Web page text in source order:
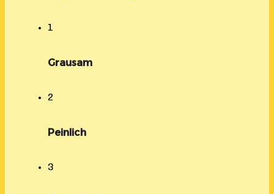
1
Grausam
2
Peinlich
3